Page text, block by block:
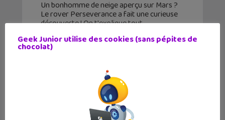
Un bonhomme de neige aperçu sur Mars ?
Le rover Perseverance a fait une curieuse
découverte ! On t'explique tout.
Geek Junior utilise des cookies (sans pépites de
chocolat)